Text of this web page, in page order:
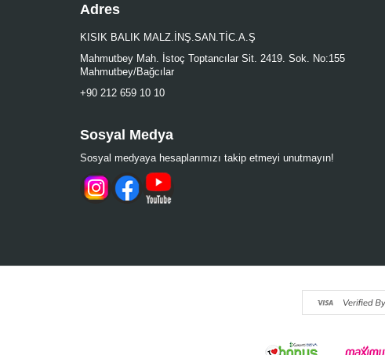
Adres
KISIK BALIK MALZ.İNŞ.SAN.TİC.A.Ş
Mahmutbey Mah. İstoç Toptancılar Sit. 2419. Sok. No:155
Mahmutbey/Bağcılar
+90 212 659 10 10
Sosyal Medya
Sosyal medyaya hesaplarımızı takip etmeyi unutmayın!